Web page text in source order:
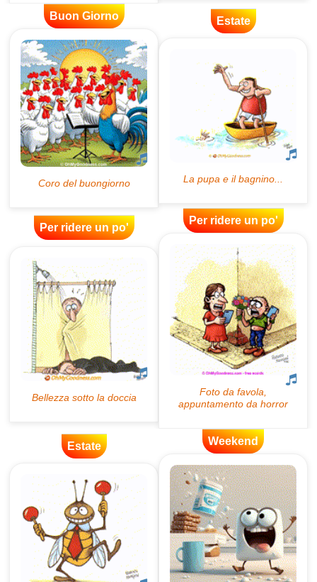
Buon Giorno Estate
Per ridere un po'
Per ridere un po'
Estate Weekend